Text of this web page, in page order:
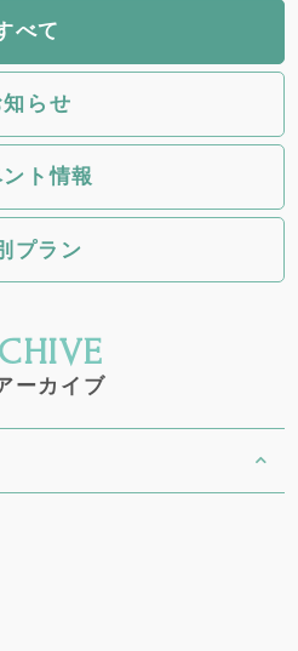
べて
知らせ
ト情報
プラン
ーカイブ